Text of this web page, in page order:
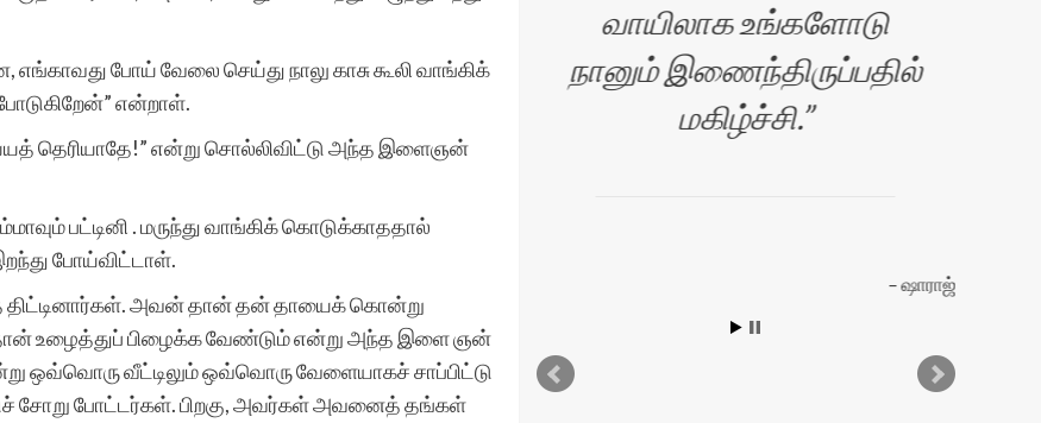
போய் வேலை செய்து நாலு காசு கூலி வாங்கிக்
என்றாள்.
தெரியாதே!” என்று சொல்லிவிட்டு அந்த இளைஞன்
பட்டினி . மருந்து வாங்கிக் கொடுக்காததால்
போய்விட்டாள்.
அவன் தான் தன் தாயைக் கொன்று
தான் உழைத்துப் பிழைக்க வேண்டும் என்று அந்த இளை ஞன்
ஒவ்வொரு வீட்டிலும் ஒவ்வொரு வேளையாகச் சாப்பிட்டு
சோறு போட்டர்கள். பிறகு, அவர்கள் அவனைத் தங்கள்
நனவாக்கி எங்களுக்கு உற்ற
துணையாக தாங்கள்
அளிக்கும் உற்சாகத்திற்கும்,
ஊக்கத்திற்கும் எனது
எண்ணிலடங்கா நன்றிகளை
ஏற்றுக்கொள்ளுங்கள்.
உலகெங்குமுள்ள
தமிழர்களின் ரசனைகளை
வாயிலாக உங்களோடு
நானும் இணைந்திருப்பதில்
மகிழ்ச்சி.
ஷாராஜ்